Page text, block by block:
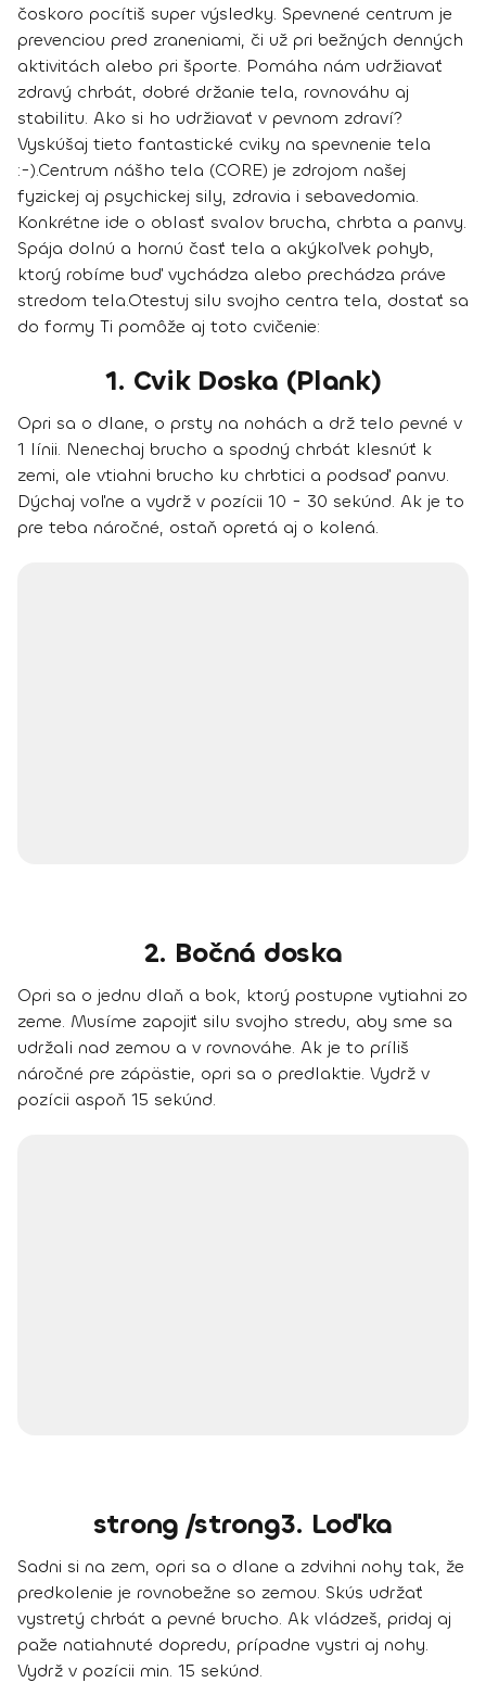
čoskoro pocítiš super výsledky. Spevnené centrum je
prevenciou pred zraneniami, či už pri bežných denných
aktivitách alebo pri športe. Pomáha nám udržiavať
zdravý chrbát, dobré držanie tela, rovnováhu aj
stabilitu. Ako si ho udržiavať v pevnom zdraví?
Vyskúšaj tieto fantastické cviky na spevnenie tela
:-).Centrum nášho tela (CORE) je zdrojom našej
fyzickej aj psychickej sily, zdravia i sebavedomia.
Konkrétne ide o oblasť svalov brucha, chrbta a panvy.
Spája dolnú a hornú časť tela a akýkoľvek pohyb,
ktorý robíme buď vychádza alebo prechádza práve
stredom tela.Otestuj silu svojho centra tela, dostať sa
do formy Ti pomôže aj toto cvičenie:
1. Cvik Doska (Plank)
Opri sa o dlane, o prsty na nohách a drž telo pevné v
1 línii. Nenechaj brucho a spodný chrbát klesnúť k
zemi, ale vtiahni brucho ku chrbtici a podsaď panvu.
Dýchaj voľne a vydrž v pozícii 10 - 30 sekúnd. Ak je to
pre teba náročné, ostaň opretá aj o kolená.
2. Bočná doska
Opri sa o jednu dlaň a bok, ktorý postupne vytiahni zo
zeme. Musíme zapojiť silu svojho stredu, aby sme sa
udržali nad zemou a v rovnováhe. Ak je to príliš
náročné pre zápästie, opri sa o predlaktie. Vydrž v
pozícii aspoň 15 sekúnd.
strong /strong3. Loďka
Sadni si na zem, opri sa o dlane a zdvihni nohy tak, že
predkolenie je rovnobežne so zemou. Skús udržať
vystretý chrbát a pevné brucho. Ak vládzeš, pridaj aj
paže natiahnuté dopredu, prípadne vystri aj nohy.
Vydrž v pozícii min. 15 sekúnd.